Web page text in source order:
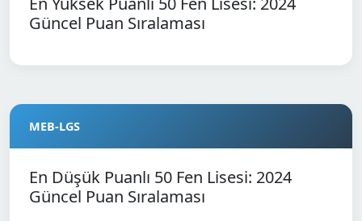
Güncel Puan Sıralaması
MEB-LGS
En Düşük Puanlı 50 Fen Lisesi: 2024
Güncel Puan Sıralaması